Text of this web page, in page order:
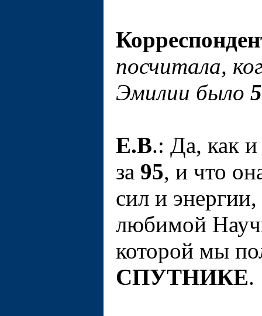
посчитала,
Эмилии было
Е.В.: Да, как и
за 95, и что
сил и
любимой
которой мы
СПУТНИКЕ.